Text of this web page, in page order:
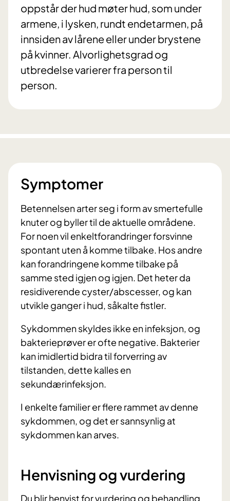
oppstår der hud møter hud, som under
armene, i lysken, rundt endetarmen, på
innsiden av lårene eller under brystene
på kvinner. Alvorlighetsgrad og
utbredelse varierer fra person til
person.
Symptomer
Betennelsen arter seg i form av smertefulle
knuter og byller til de aktuelle områdene.
For noen vil enkeltforandringer forsvinne
spontant uten å komme tilbake. Hos andre
kan forandringene komme tilbake på
samme sted igjen og igjen. Det heter da
residiverende cyster/abscesser, og kan
utvikle ganger i hud, såkalte fistler.
Sykdommen skyldes ikke en infeksjon, og
bakterieprøver er ofte negative. Bakterier
kan imidlertid bidra til forverring av
tilstanden, dette kalles en
sekundærinfeksjon.
I enkelte familier er flere rammet av denne
sykdommen, og det er sannsynlig at
sykdommen kan arves.
Henvisning og vurdering
Du blir henvist for vurdering og behandling